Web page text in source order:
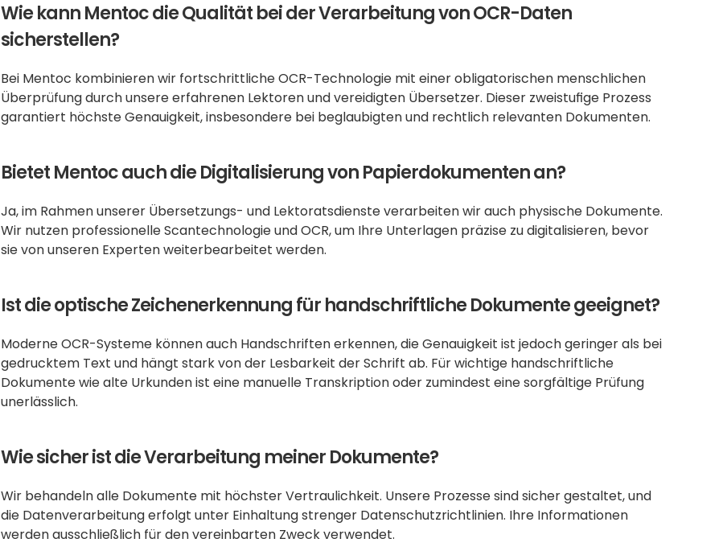
Wie kann Mentoc die Qualität bei der Verarbeitung von OCR-Daten
sicherstellen?
Bei Mentoc kombinieren wir fortschrittliche OCR-Technologie mit einer obligatorischen menschlichen
Überprüfung durch unsere erfahrenen Lektoren und vereidigten Übersetzer. Dieser zweistufige Prozess
garantiert höchste Genauigkeit, insbesondere bei beglaubigten und rechtlich relevanten Dokumenten.
Bietet Mentoc auch die Digitalisierung von Papierdokumenten an?
Ja, im Rahmen unserer Übersetzungs- und Lektoratsdienste verarbeiten wir auch physische Dokumente.
Wir nutzen professionelle Scantechnologie und OCR, um Ihre Unterlagen präzise zu digitalisieren, bevor
sie von unseren Experten weiterbearbeitet werden.
Ist die optische Zeichenerkennung für handschriftliche Dokumente geeignet?
Moderne OCR-Systeme können auch Handschriften erkennen, die Genauigkeit ist jedoch geringer als bei
gedrucktem Text und hängt stark von der Lesbarkeit der Schrift ab. Für wichtige handschriftliche
Dokumente wie alte Urkunden ist eine manuelle Transkription oder zumindest eine sorgfältige Prüfung
unerlässlich.
Wie sicher ist die Verarbeitung meiner Dokumente?
Wir behandeln alle Dokumente mit höchster Vertraulichkeit. Unsere Prozesse sind sicher gestaltet, und
die Datenverarbeitung erfolgt unter Einhaltung strenger Datenschutzrichtlinien. Ihre Informationen
werden ausschließlich für den vereinbarten Zweck verwendet.